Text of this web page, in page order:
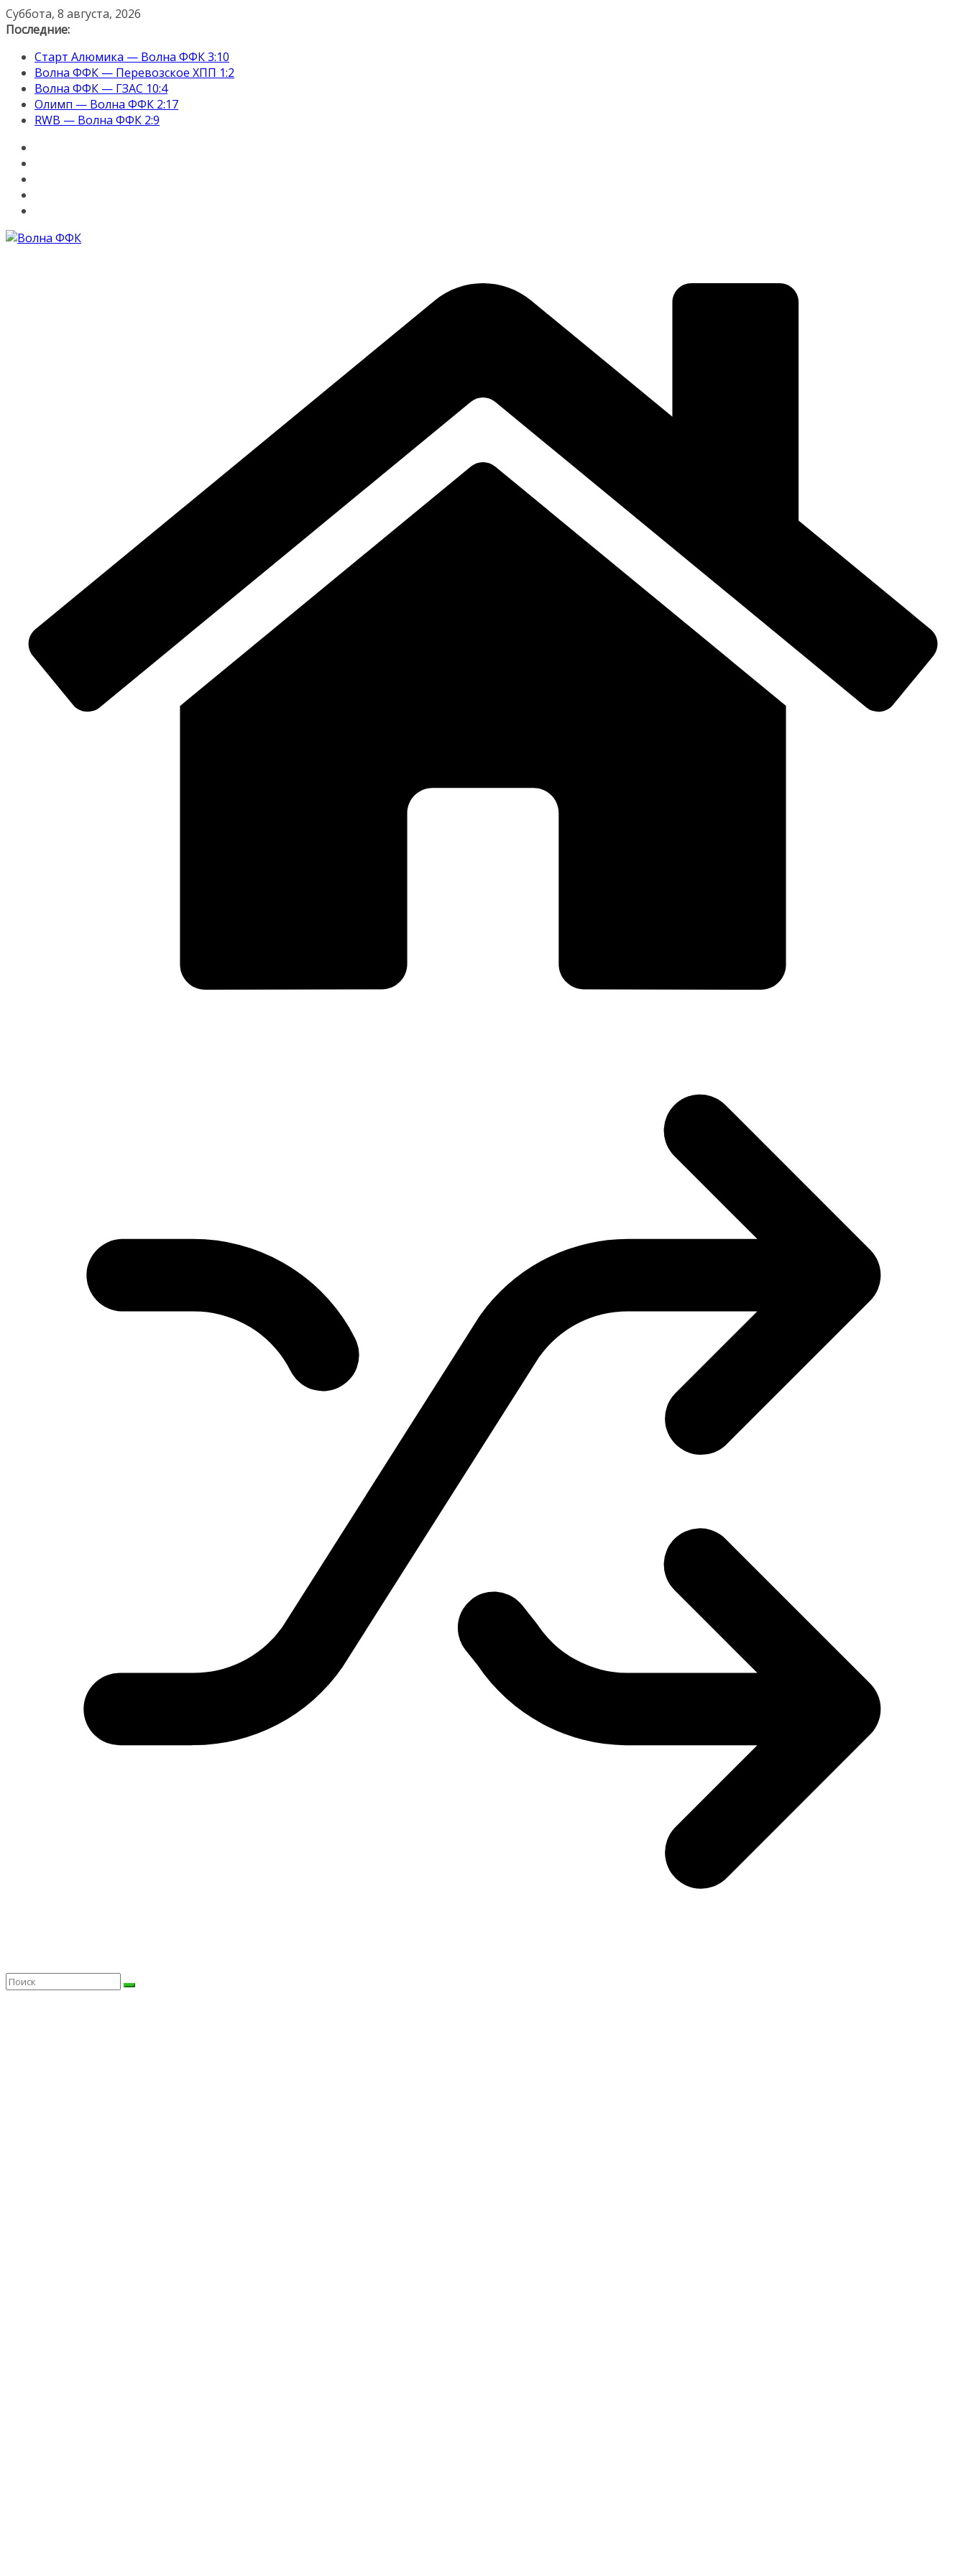
Перейти
к
Суббота, 8 августа, 2026
Последние:
Старт Алюмика — Волна ФФК 3:10
Волна ФФК — Перевозское ХПП 1:2
Волна ФФК — ГЗАС 10:4
Олимп — Волна ФФК 2:17
RWB — Волна ФФК 2:9